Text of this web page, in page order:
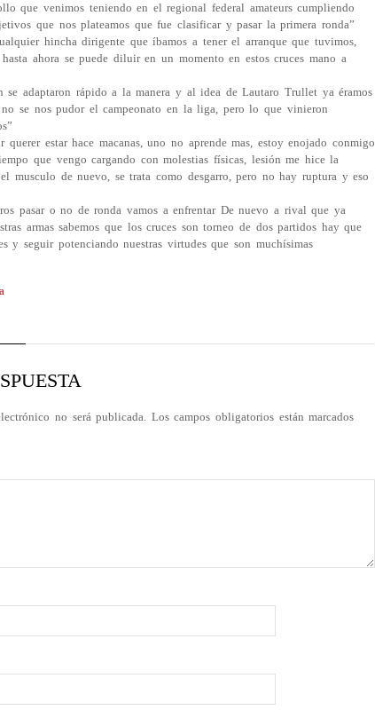
que venimos teniendo en el regional federal amateurs cumpliendo
que nos plateamos que fue clasificar y pasar la primera ronda”
hincha dirigente que íbamos a tener el arranque que tuvimos,
ahora se puede diluir en un momento en estos cruces mano a
se adaptaron rápido a la manera y al idea de Lautaro Trullet ya éramos
se nos pudor el campeonato en la liga, pero lo que vinieron
querer estar hace macanas, uno no aprende mas, estoy enojado conmigo
que vengo cargando con molestias físicas, lesión me hice la
musculo de nuevo, se trata como desgarro, pero no hay ruptura y eso
pasar o no de ronda vamos a enfrentar De nuevo a rival que ya
armas sabemos que los cruces son torneo de dos partidos hay que
y seguir potenciando nuestras virtudes que son muchísimas
no será publicada. Los campos obligatorios están marcados